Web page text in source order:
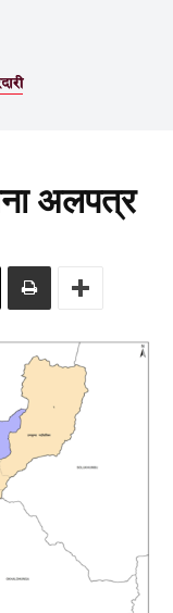
अलपत्र